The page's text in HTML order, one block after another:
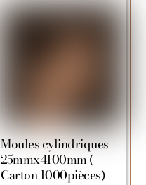
Moules cylindriques
25mmx4100mm (
Carton 1000pièces)